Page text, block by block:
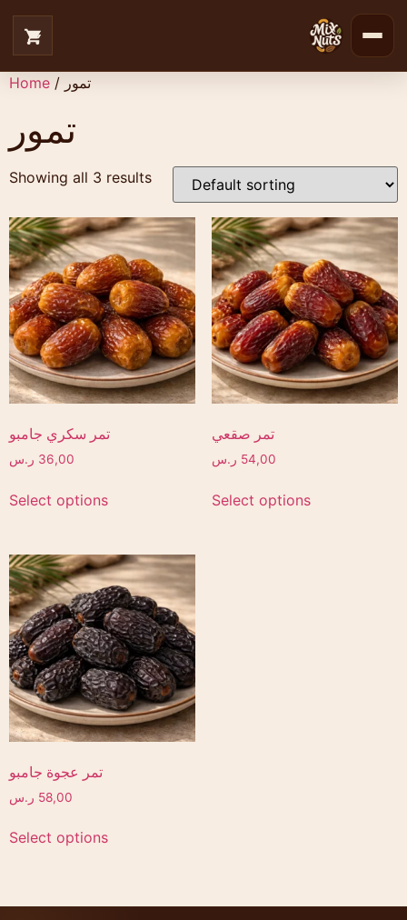
Home / تمور
تمور
Showing all 3 results
تمر سكري جامبو
36,00 ر.س
Select options
تمر صقعي
54,00 ر.س
Select options
تمر عجوة جامبو
58,00 ر.س
Select options